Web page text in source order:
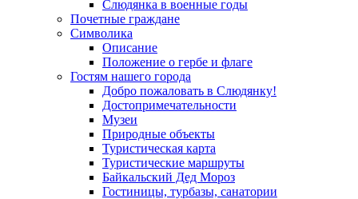
Слюдянка в военные годы
Почетные граждане
Символика
Описание
Положение о гербе и флаге
Гостям нашего города
Добро пожаловать в Слюдянку!
Достопримечательности
Музеи
Природные объекты
Туристическая карта
Туристические маршруты
Байкальский Дед Мороз
Гостиницы, турбазы, санатории